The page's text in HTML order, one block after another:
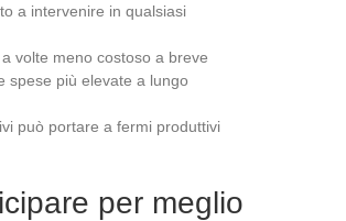
a intervenire in qualsiasi
volte meno costoso a breve
spese più elevate a lungo
può portare a fermi produttivi
per meglio